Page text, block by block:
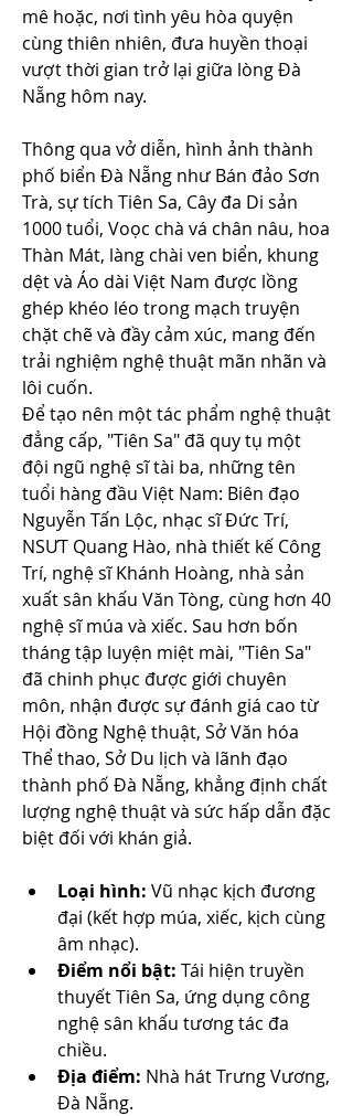
mê hoặc, nơi tình yêu hòa quyện
cùng thiên nhiên, đưa huyền thoại
vượt thời gian trở lại giữa lòng Đà
Nẵng hôm nay.
Thông qua vở diễn, hình ảnh thành
phố biển Đà Nẵng như Bán đảo Sơn
Trà, sự tích Tiên Sa, Cây đa Di sản
1000 tuổi, Voọc chà vá chân nâu, hoa
Thàn Mát, làng chài ven biển, khung
dệt và Áo dài Việt Nam được lồng
ghép khéo léo trong mạch truyện
chặt chẽ và đầy cảm xúc, mang đến
trải nghiệm nghệ thuật mãn nhãn và
lôi cuốn.
Để tạo nên một tác phẩm nghệ thuật
đẳng cấp, "Tiên Sa" đã quy tụ một
đội ngũ nghệ sĩ tài ba, những tên
tuổi hàng đầu Việt Nam: Biên đạo
Nguyễn Tấn Lộc, nhạc sĩ Đức Trí,
NSƯT Quang Hào, nhà thiết kế Công
Trí, nghệ sĩ Khánh Hoàng, nhà sản
xuất sân khấu Văn Tòng, cùng hơn 40
nghệ sĩ múa và xiếc. Sau hơn bốn
tháng tập luyện miệt mài, "Tiên Sa"
đã chinh phục được giới chuyên
môn, nhận được sự đánh giá cao từ
Hội đồng Nghệ thuật, Sở Văn hóa
Thể thao, Sở Du lịch và lãnh đạo
thành phố Đà Nẵng, khẳng định chất
lượng nghệ thuật và sức hấp dẫn đặc
biệt đối với khán giả.
Loại hình: Vũ nhạc kịch đương
đại (kết hợp múa, xiếc, kịch cùng
âm nhạc).
Điểm nổi bật: Tái hiện truyền
thuyết Tiên Sa, ứng dụng công
nghệ sân khấu tương tác đa
chiều.
Địa điểm: Nhà hát Trưng Vương,
Đà Nẵng.